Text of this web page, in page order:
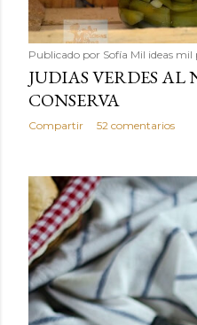
Publicado por Sofía Mil ideas mil
JUDIAS VERDES
CONSERVA
Compartir 52 comentarios